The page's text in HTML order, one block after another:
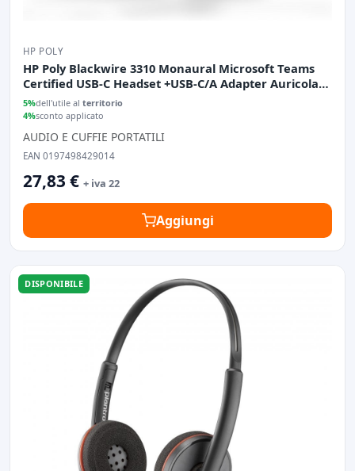
HP POLY
HP Poly Blackwire 3310 Monaural Microsoft Teams
Certified USB-C Headset +USB-C/A Adapter Auricolare
Cablato A Padiglione Business/Everyday Nero
5%dell'utile al territorio
4%sconto applicato
AUDIO E CUFFIE PORTATILI
EAN 0197498429014
27,83 € + iva 22
Aggiungi
DISPONIBILE